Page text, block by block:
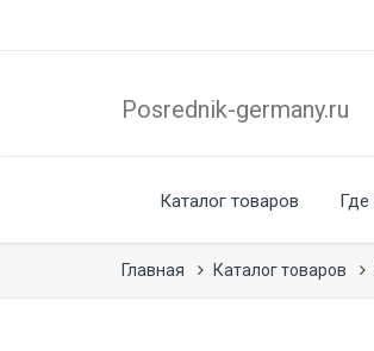
Posrednik-germany.ru
Каталог товаров Где
Главная Каталог товаров